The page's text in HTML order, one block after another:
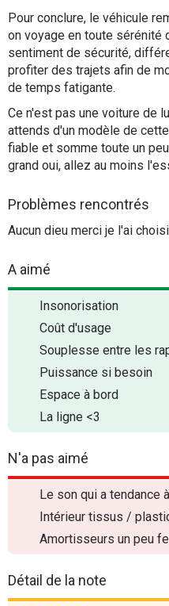
Pour conclure, le véhicule
on voyage en toute sérénité
sentiment de sécurité,
profiter des trajets afin de
de temps fatigante.
Ce n'est pas une voiture de
attends d'un modèle de
fiable et somme toute un
grand oui, allez au moins
Problèmes rencontrés
Aucun dieu merci je l'ai
A aimé
Insonorisation
Coût d'usage
Souplesse entre les
Puissance si besoin
Espace à bord
La ligne <3
N'a pas aimé
Le son qui a tendance
Intérieur tissus /
Amortisseurs un peu
Détail de la note